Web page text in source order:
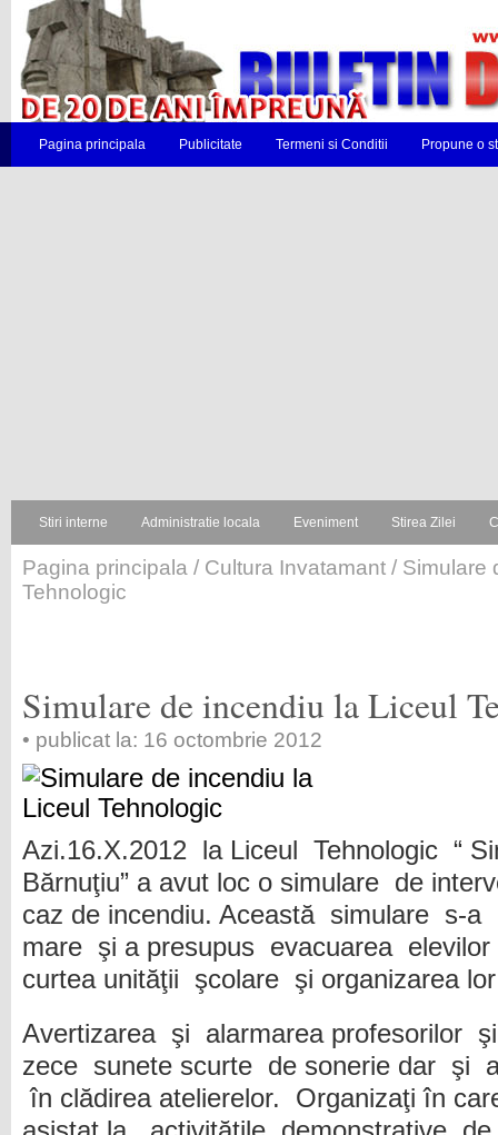
Pagina principala Publicitate Termeni si Conditii Propune o
Stiri interne Administratie locala Eveniment Stirea Zilei
Pagina principala / Cultura Invatamant / Simulare
Tehnologic
Simulare de incendiu la Liceul
• publicat la: 16 octombrie 2012
Azi.16.X.2012 la Liceul Tehnologic “
Bărnuţiu” a avut loc o simulare de
caz de incendiu. Această simulare s-
mare şi a presupus evacuarea
curtea unităţii şcolare şi organizarea
Avertizarea şi alarmarea profesorilor
zece sunete scurte de sonerie dar şi
în clădirea atelierelor. Organizaţi în